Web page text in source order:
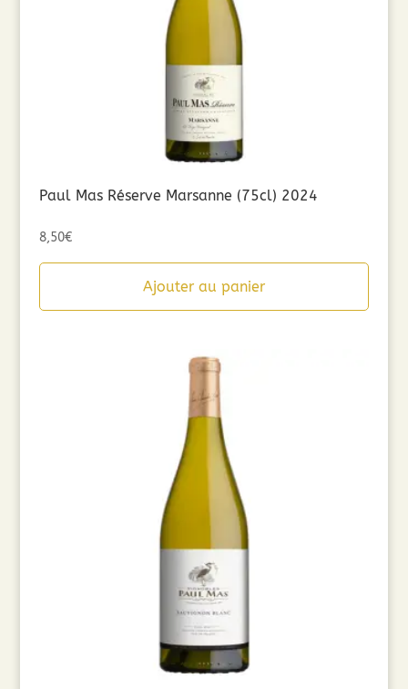
Paul Mas Réserve Marsanne (75cl) 2024
8,50€
Ajouter au panier